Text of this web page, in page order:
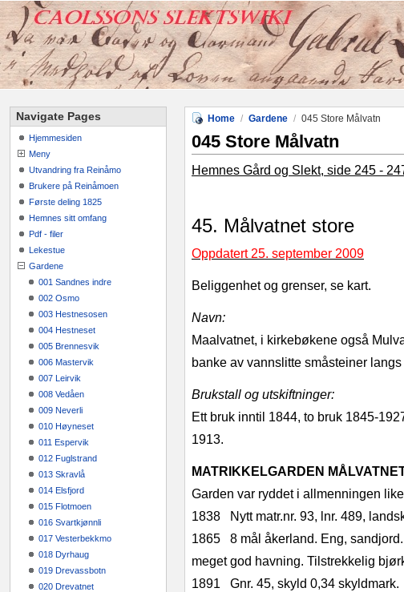
Navigate Pages
Hjemmesiden
Meny
Utvandring fra Reinåmo
Brukere på Reinåmoen
Første deling 1825
Hemnes sitt omfang
Pdf - filer
Lekestue
Gardene
001 Sandnes indre
002 Osmo
003 Hestnesosen
004 Hestneset
005 Brennesvik
006 Mastervik
007 Leirvik
008 Vedåen
009 Neverli
010 Høyneset
011 Espervik
012 Fuglstrand
013 Skravlå
014 Elsfjord
015 Flotmoen
016 Svartkjønnli
017 Vesterbekkmo
018 Dyrhaug
019 Drevassbotn
020 Drevatnet
Home / Gardene / 045 Store Målvatn
045 Store Målvatn
Hemnes Gård og Slekt, side 245 -
45. Målvatnet store
Oppdatert 25. september 2009
Beliggenhet og grenser, se kart.
Navn:
Maalvatnet, i kirkebøkene også
banke av vannslitte småsteiner
Brukstall og utskiftninger:
Ett bruk inntil 1844, to bruk
1913.
MATRIKKELGARDEN
Garden var ryddet i allmenningen
1838
Nytt matr.nr. 93, lnr. 489,
1865
8 mål åkerland. Eng,
meget god havning. Tilstrekkelig
1891
Gnr. 45, skyld 0,34 skyldmark.